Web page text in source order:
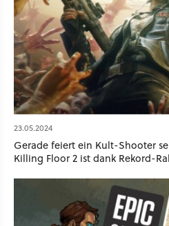
23.05.2024
Gerade feiert ein Kult-Shooter
Killing Floor 2 ist dank Rekord-